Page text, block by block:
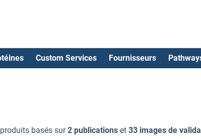
Custom Services Fournisseurs
basés sur2 publications et 33 images de